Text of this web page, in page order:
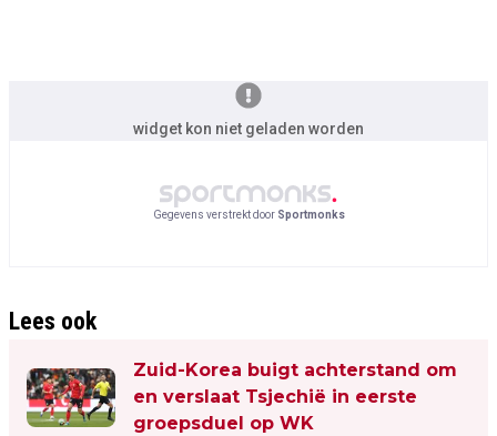
widget kon niet geladen worden
Gegevens verstrekt door Sportmonks
Lees ook
Zuid-Korea buigt achterstand om
en verslaat Tsjechië in eerste
groepsduel op WK